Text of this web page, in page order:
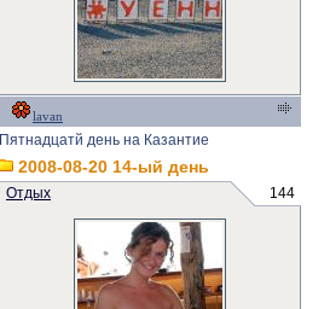
lavan
Пятнадцатй день на Казантие
2008-08-20 14-ый день
Отдых 144